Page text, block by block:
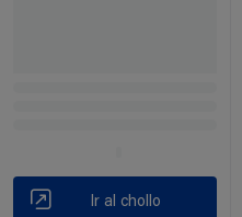
Ir al chollo